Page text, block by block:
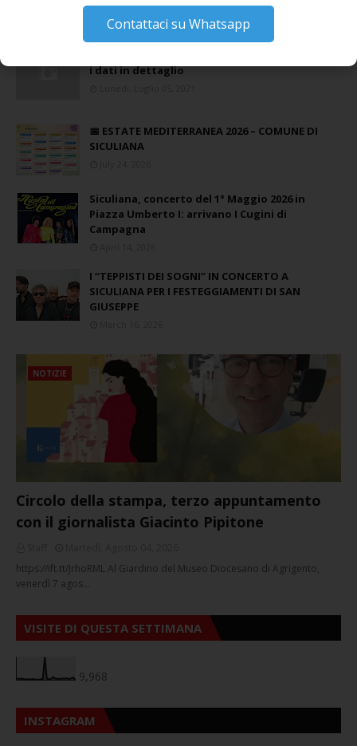
Giovedì, Luglio 30, 2026
i dati in dettaglio
📅 ESTATE MEDITERRANEA 2026 – COMUNE DI
SICULIANA
Siculiana, concerto del 1° Maggio 2026 in
Piazza Umberto I: arrivano I Cugini di
Campagna
I “TEPPISTI DEI SOGNI” IN CONCERTO A
SICULIANA PER I FESTEGGIAMENTI DI SAN
GIUSEPPE
NOTIZIE
Circolo della stampa, terzo appuntamento
con il giornalista Giacinto Pipitone
https://ift.tt/JrhoRML Al Giardino del Museo Diocesano di Agrigento,
venerdì 7 agos…
VISITE DI QUESTA SETTIMANA
9,968
INSTAGRAM